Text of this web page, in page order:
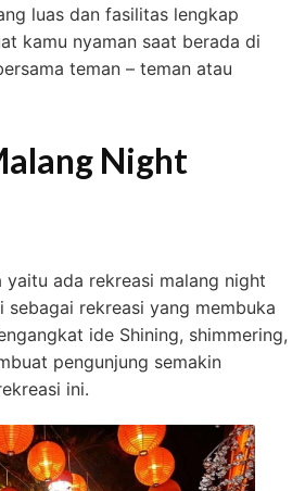
luas dan fasilitas lengkap
kamu nyaman saat berada di
teman – teman atau
Night
yaitu ada rekreasi malang night
sebagai rekreasi yang membuka
ide Shining, shimmering,
pengunjung semakin
ini.